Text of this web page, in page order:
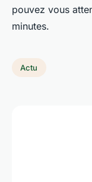
pouvez vous
minutes.
Actu